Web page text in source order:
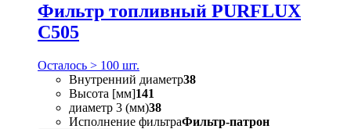
Фильтр топливный PURFLUX
C505
Осталось > 100 шт.
Внутренний диаметр38
Высота [мм]141
диаметр 3 (мм)38
Исполнение фильтраФильтр-патрон